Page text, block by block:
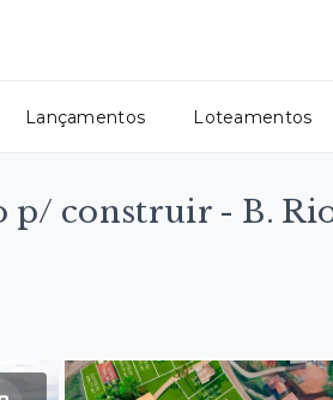
Lançamentos Loteamentos
p/ construir - B.